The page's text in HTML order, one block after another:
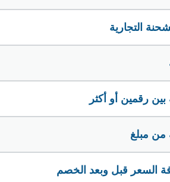
رقمين أو أكثر
من مبلغ
السعر قبل وبعد الخصم